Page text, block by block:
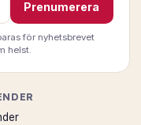
Prenumerera
för nyhetsbrevet
helst.